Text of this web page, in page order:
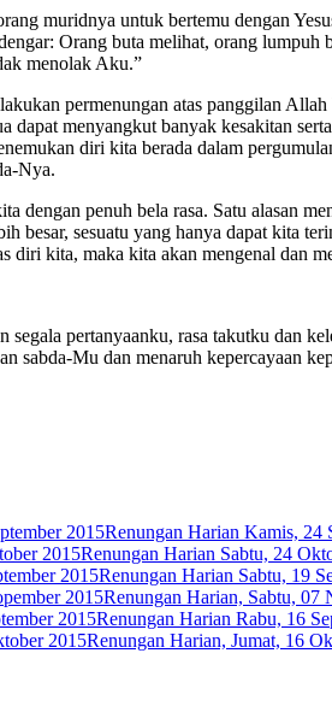
muridnya untuk bertemu dengan
Orang buta melihat, orang
menolak Aku.”
permenungan atas panggilan
dapat menyangkut banyak kesakitan
diri kita berada dalam
Nya.
dengan penuh bela rasa. Satu alasan
besar, sesuatu yang hanya dapat kita
diri kita, maka kita akan mengenal dan
segala pertanyaanku, rasa takutku
sabda-Mu dan menaruh kepercayaan
Renungan Harian Kamis, 24
Renungan Harian Sabtu, 24
Renungan Harian Sabtu, 19
Renungan Harian, Sabtu, 07
Renungan Harian Rabu, 16
Renungan Harian, Jumat, 16